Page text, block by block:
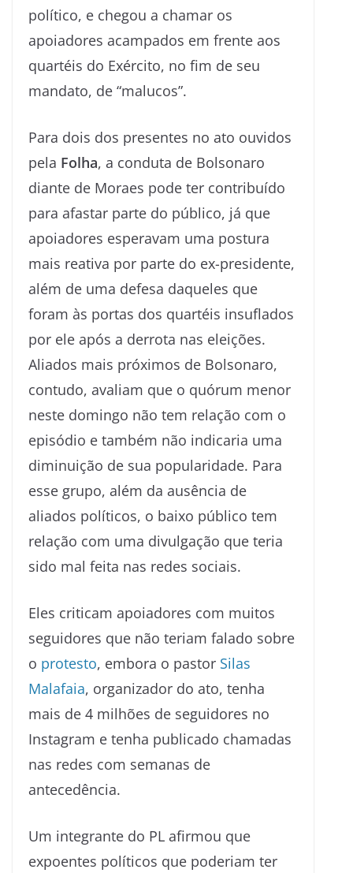
político, e chegou a chamar os
apoiadores acampados em frente aos
quartéis do Exército, no fim de seu
mandato, de “malucos”.
Para dois dos presentes no ato ouvidos
pela Folha, a conduta de Bolsonaro
diante de Moraes pode ter contribuído
para afastar parte do público, já que
apoiadores esperavam uma postura
mais reativa por parte do ex-presidente,
além de uma defesa daqueles que
foram às portas dos quartéis insuflados
por ele após a derrota nas eleições.
Aliados mais próximos de Bolsonaro,
contudo, avaliam que o quórum menor
neste domingo não tem relação com o
episódio e também não indicaria uma
diminuição de sua popularidade. Para
esse grupo, além da ausência de
aliados políticos, o baixo público tem
relação com uma divulgação que teria
sido mal feita nas redes sociais.
Eles criticam apoiadores com muitos
seguidores que não teriam falado sobre
o protesto, embora o pastor Silas
Malafaia, organizador do ato, tenha
mais de 4 milhões de seguidores no
Instagram e tenha publicado chamadas
nas redes com semanas de
antecedência.
Um integrante do PL afirmou que
expoentes políticos que poderiam ter